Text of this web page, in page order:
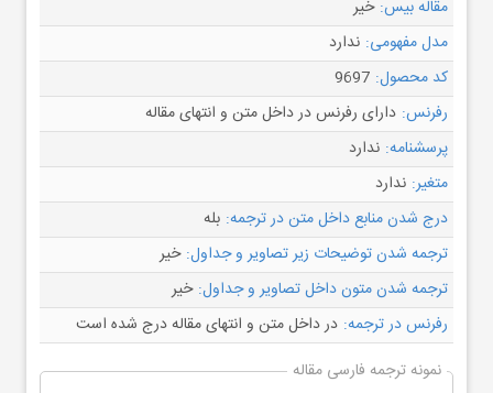
مقاله بیس: خیر
مدل مفهومی: ندارد
کد محصول: 9697
رفرنس: دارای رفرنس در داخل متن و انتهای مقاله
پرسشنامه: ندارد
متغیر: ندارد
درج شدن منابع داخل متن در ترجمه: بله
ترجمه شدن توضیحات زیر تصاویر و جداول: خیر
ترجمه شدن متون داخل تصاویر و جداول: خیر
رفرنس در ترجمه: در داخل متن و انتهای مقاله درج شده است
نمونه ترجمه فارسی مقاله